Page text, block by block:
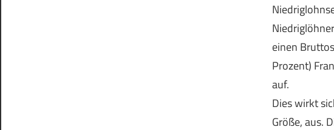
einen
Prozent)
auf.
Dies wirkt
Größe, aus.